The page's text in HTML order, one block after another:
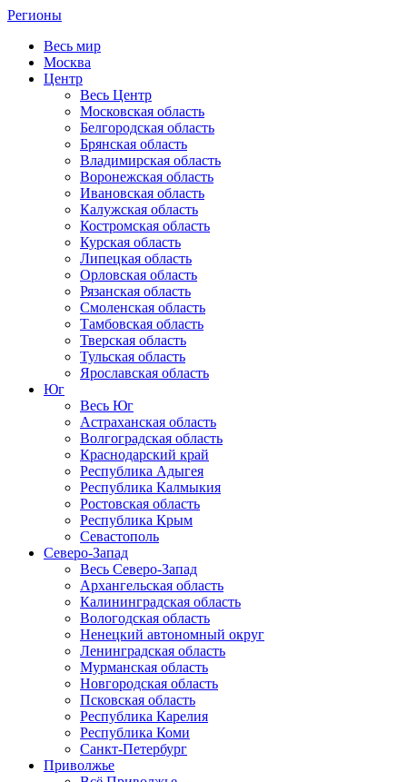
Регионы
Весь мир
Москва
Центр
Весь Центр
Московская область
Белгородская область
Брянская область
Владимирская область
Воронежская область
Ивановская область
Калужская область
Костромская область
Курская область
Липецкая область
Орловская область
Рязанская область
Смоленская область
Тамбовская область
Тверская область
Тульская область
Ярославская область
Юг
Весь Юг
Астраханская область
Волгоградская область
Краснодарский край
Республика Адыгея
Республика Калмыкия
Ростовская область
Республика Крым
Севастополь
Северо-Запад
Весь Северо-Запад
Архангельская область
Калининградская область
Вологодская область
Ненецкий автономный округ
Ленинградская область
Мурманская область
Новгородская область
Псковская область
Республика Карелия
Республика Коми
Санкт-Петербург
Приволжье